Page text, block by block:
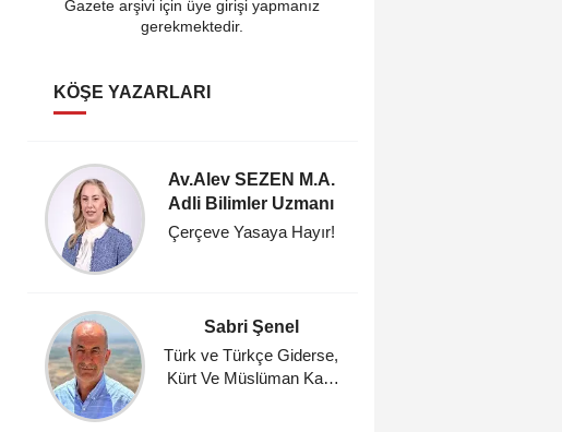
Gazete arşivi için üye girişi yapmanız
gerekmektedir.
KÖŞE YAZARLARI
Av.Alev SEZEN M.A.
Adli Bilimler Uzmanı
Çerçeve Yasaya Hayır!
Sabri Şenel
Türk ve Türkçe Giderse,
Kürt Ve Müslüman Kalır